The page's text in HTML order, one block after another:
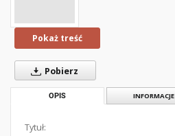
Pokaż treść
Pobierz
OPIS INFORMACJE
Tytuł: